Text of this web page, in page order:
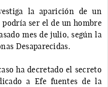
la aparición de un
ser el de un hombre
mes de julio, según la
Desaparecidas.
ha decretado el secreto
a Efe fuentes de la